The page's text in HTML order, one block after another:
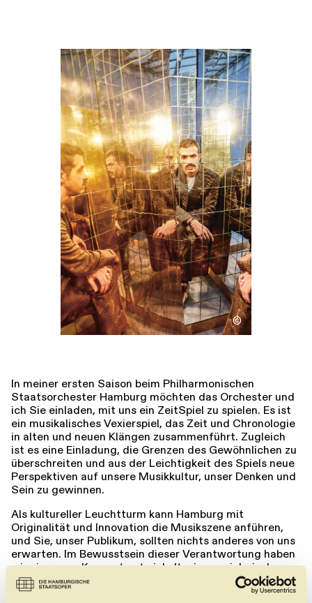
©
In meiner ersten Saison beim Philharmonischen
Staatsorchester Hamburg möchten das Orchester und
ich Sie einladen, mit uns ein ZeitSpiel zu spielen. Es ist
ein musikalisches Vexierspiel, das Zeit und Chronologie
in alten und neuen Klängen zusammenführt. Zugleich
ist es eine Einladung, die Grenzen des Gewöhnlichen zu
überschreiten und aus der Leichtigkeit des Spiels neue
Perspektiven auf unsere Musikkultur, unser Denken und
Sein zu gewinnen.
Als kultureller Leuchtturm kann Hamburg mit
Originalität und Innovation die Musikszene anführen,
und Sie, unser Publikum, sollten nichts anderes von uns
erwarten. Im Bewusstsein dieser Verantwortung haben
wir ein neues Konzept entwickelt; einen spielerischen
und spannenden Dialog zwischen Alt und Neu, Tradition
und Gegenwart, Kontext und Subtext. Für jedes